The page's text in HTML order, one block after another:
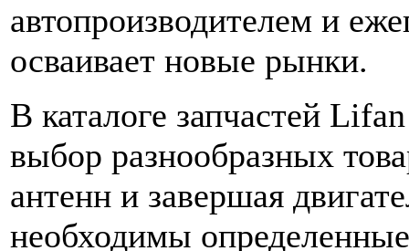
автопроизводителем и
осваивает новые рынки.
В каталоге запчастей
выбор разнообразных
антенн и завершая
необходимы